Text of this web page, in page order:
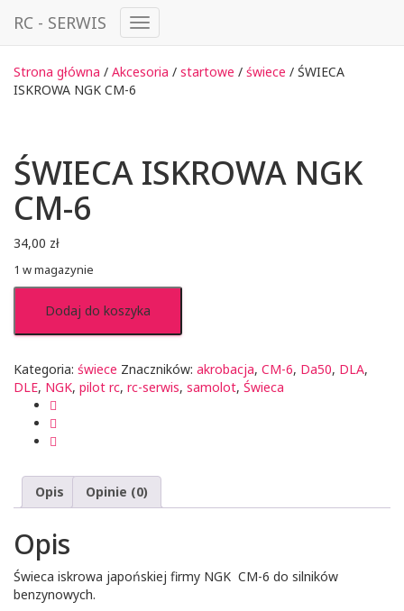
RC - SERWIS
Przełącz
Strona główna / Akcesoria / startowe / świece / ŚWIECA
ISKROWA NGK CM-6
ŚWIECA ISKROWA NGK
CM-6
34,00 zł
1 w magazynie
ilość
ŚWIECA
ISKROWA
CM-
6
Dodaj do koszyka
Kategoria: świece Znaczników: akrobacja, CM-6, Da50, DLA,
DLE, NGK, pilot rc, rc-serwis, samolot, Świeca
Opis Opinie (0)
Opis
Świeca iskrowa japońskiej firmy NGK CM-6 do silników
benzynowych.